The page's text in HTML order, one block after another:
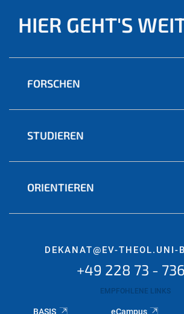
HIER GEHT'S
FORSCHEN
STUDIEREN
ORIENTIEREN
DEKANAT@EV-THEOL.UNI-
+49 228 73 -
EMPFOHLENE LINKS
BASIS eCampus